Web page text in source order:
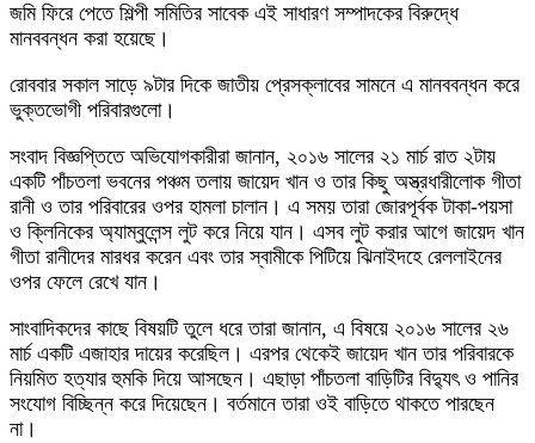
জমি ফিরে পেতে শিল্পী সমিতির সাবেক এই সাধারণ সম্পাদকের বিরুদ্ধে
মানববন্ধন করা হয়েছে।
রোববার সকাল সাড়ে ৯টার দিকে জাতীয় প্রেসক্লাবের সামনে এ মানববন্ধন করে
ভুক্তভোগী পরিবারগুলো।
সংবাদ বিজ্ঞপ্তিতে অভিযোগকারীরা জানান, ২০১৬ সালের ২১ মার্চ রাত ২টায়
একটি পাঁচতলা ভবনের পঞ্চম তলায় জায়েদ খান ও তার কিছু অস্ত্রধারীলোক গীতা
রানী ও তার পরিবারের ওপর হামলা চালান। এ সময় তারা জোরপূর্বক টাকা-পয়সা
ও ক্লিনিকের অ্যাম্বুলেন্স লুট করে নিয়ে যান। এসব লুট করার আগে জায়েদ খান
গীতা রানীদের মারধর করেন এবং তার স্বামীকে পিটিয়ে ঝিনাইদহে রেললাইনের
ওপর ফেলে রেখে যান।
সাংবাদিকদের কাছে বিষয়টি তুলে ধরে তারা জানান, এ বিষয়ে ২০১৬ সালের ২৬
মার্চ একটি এজাহার দায়ের করেছিল। এরপর থেকেই জায়েদ খান তার পরিবারকে
নিয়মিত হত্যার হুমকি দিয়ে আসছেন। এছাড়া পাঁচতলা বাড়িটির বিদ্যুৎ ও পানির
সংযোগ বিচ্ছিন্ন করে দিয়েছেন। বর্তমানে তারা ওই বাড়িতে থাকতে পারছেন
না।